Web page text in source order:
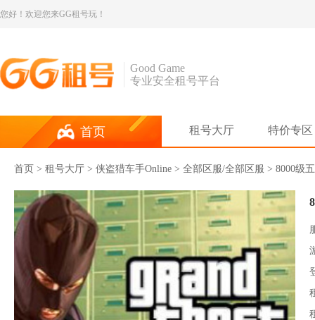
您好！欢迎您来GG租号玩！
Good Game
专业安全租号平台
首页 租号大厅 特价专区
首页 > 租号大厅 > 侠盗猎车手Online > 全部区服/全部区服 > 8000级